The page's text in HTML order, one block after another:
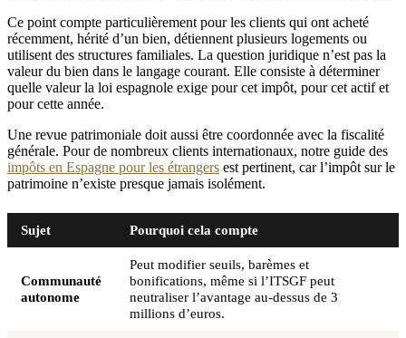
Ce point compte particulièrement pour les clients qui ont acheté
récemment, hérité d’un bien, détiennent plusieurs logements ou
utilisent des structures familiales. La question juridique n’est pas la
valeur du bien dans le langage courant. Elle consiste à déterminer
quelle valeur la loi espagnole exige pour cet impôt, pour cet actif et
pour cette année.
Une revue patrimoniale doit aussi être coordonnée avec la fiscalité
générale. Pour de nombreux clients internationaux, notre guide des
impôts en Espagne pour les étrangers est pertinent, car l’impôt sur le
patrimoine n’existe presque jamais isolément.
Sujet Pourquoi cela compte
Communauté
autonome
Peut modifier seuils, barèmes et
bonifications, même si l’ITSGF peut
neutraliser l’avantage au-dessus de 3
millions d’euros.